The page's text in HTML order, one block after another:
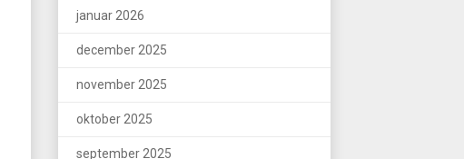
januar 2026
december 2025
november 2025
oktober 2025
september 2025